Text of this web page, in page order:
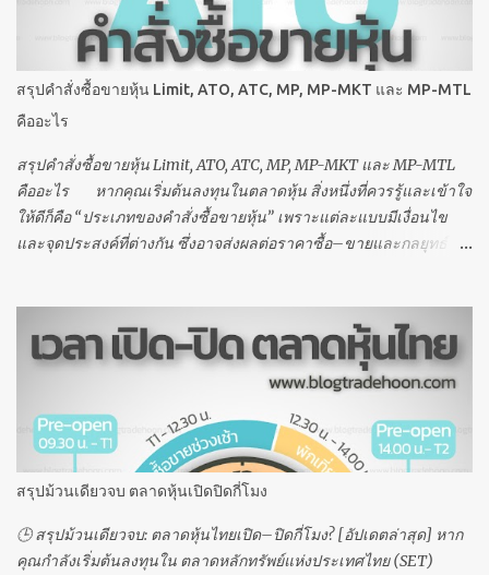
สรุปคำสั่งซื้อขายหุ้น Limit, ATO, ATC, MP, MP-MKT และ MP-MTL
คืออะไร
สรุปคำสั่งซื้อขายหุ้น Limit, ATO, ATC, MP, MP-MKT และ MP-MTL
คืออะไร หากคุณเริ่มต้นลงทุนในตลาดหุ้น สิ่งหนึ่งที่ควรรู้และเข้าใจ
ให้ดีก็คือ “ประเภทของคำสั่งซื้อขายหุ้น” เพราะแต่ละแบบมีเงื่อนไข
และจุดประสงค์ที่ต่างกัน ซึ่งอาจส่งผลต่อราคาซื้อ–ขายและกลยุทธ์
(Special Market Order) MP-MKT (Market Order) MP-MTL (Market
to Limit Order ) ด้านล่างนี้คือรายละเอียดและความแตกต่างของคำสั่ง
แต่ละประเภท 👇 📌 1. Limit Order คืออะไร Limit Order คือ คำสั่งซื้อ
เท่าไร หากไม่ได้ราคาตามที่ตั้งไว้ ระบบจะ ไม่จับคู่คำสั่ง 👉 ตัวอย่าง:
ถ้าตั้งซื้อหุ้นที่ 50 บาท ระบบจะซื้อให้ก็ต่อเมื่อมีคนขายที่ราคา 50 บาท
เท่านั้น 📍 ข้อควรรู้: ต้องระบุ “จำนวนหุ้น” และ “ราคา” ก่อนส่งคำสั่ง
เหมาะสำหรับผู้ที่ต้องการ “ควบคุมราคา” ในการซื้อขาย ⏰ 2. ATO (At
the Open) คืออะไร ATO คือ คำสั่งซื้อ...
สรุปม้วนเดียวจบ ตลาดหุ้นเปิดปิดกี่โมง
🕒 สรุปม้วนเดียวจบ: ตลาดหุ้นไทยเปิด–ปิดกี่โมง? [อัปเดตล่าสุด] หาก
คุณกำลังเริ่มต้นลงทุนใน ตลาดหลักทรัพย์แห่งประเทศไทย (SET)